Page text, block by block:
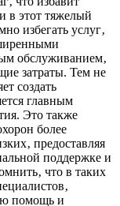
в этот тяжелый
избегать услуг‚
обслуживанием‚
затраты. Тем не
создать
главным
Это также
более
предоставляя
поддержке и
что в таких
помощь и